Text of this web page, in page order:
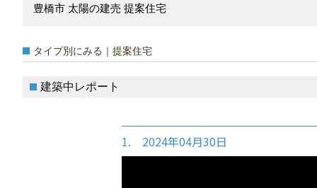
豊橋市 太陽の建売 提案住宅
タイプ別にみる｜提案住宅
建築中レポート
1. 2024年04月30日